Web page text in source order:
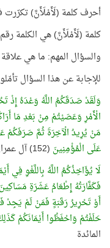
أحرف كلمة (لَأَمْلَأَنَّ) تكرّرت
كلمة (لَأَمْلَأَنَّ) هي الكلمة رقم 774 من بداية السورة، ويساوي
والسؤال المهم: ما هي
للإجابة عن هذا السؤال
وَلَقَدْ صَدَقَكُمُ اللَّهُ وَعْدَهُ إِذْ
الْأَمْرِ وَعَصَيْتُمْ مِنْ بَعْدِ مَا
مَنْ يُرِيدُ الْآخِرَةَ ثُمَّ صَرَفَكُمْ
عَلَى الْمُؤْمِنِينَ (152) آل عمران
لَا يُؤَاخِذُكُمُ اللَّهُ بِاللَّغْوِ فِي
فَكَفَّارَتُهُ إِطْعَامُ عَشَرَةِ
أَوْ تَحْرِيرُ رَقَبَةٍ فَمَنْ لَمْ يَجِدْ
حَلَفْتُمْ وَاحْفَظُوا أَيْمَانَكُمْ
المائدة